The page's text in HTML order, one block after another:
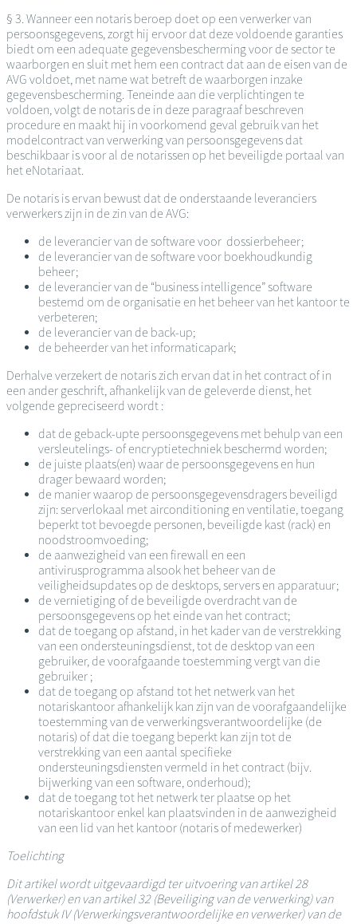
§ 3. Wanneer een notaris beroep doet op een verwerker van
persoonsgegevens, zorgt hij ervoor dat deze voldoende garanties
biedt om een adequate gegevensbescherming voor de sector te
waarborgen en sluit met hem een contract dat aan de eisen van de
AVG voldoet, met name wat betreft de waarborgen inzake
gegevensbescherming. Teneinde aan die verplichtingen te
voldoen, volgt de notaris de in deze paragraaf beschreven
procedure en maakt hij in voorkomend geval gebruik van het
modelcontract van verwerking van persoonsgegevens dat
beschikbaar is voor al de notarissen op het beveiligde portaal van
het eNotariaat.
De notaris is ervan bewust dat de onderstaande leveranciers
verwerkers zijn in de zin van de AVG:
de leverancier van de software voor dossierbeheer;
de leverancier van de software voor boekhoudkundig
beheer;
de leverancier van de “business intelligence” software
bestemd om de organisatie en het beheer van het kantoor te
verbeteren;
de leverancier van de back-up;
de beheerder van het informaticapark;
Derhalve verzekert de notaris zich ervan dat in het contract of in
een ander geschrift, afhankelijk van de geleverde dienst, het
volgende gepreciseerd wordt :
dat de geback-upte persoonsgegevens met behulp van een
versleutelings- of encryptietechniek beschermd worden;
de juiste plaats(en) waar de persoonsgegevens en hun
drager bewaard worden;
de manier waarop de persoonsgegevensdragers beveiligd
zijn: serverlokaal met airconditioning en ventilatie, toegang
beperkt tot bevoegde personen, beveiligde kast (rack) en
noodstroomvoeding;
de aanwezigheid van een firewall en een
antivirusprogramma alsook het beheer van de
veiligheidsupdates op de desktops, servers en apparatuur;
de vernietiging of de beveiligde overdracht van de
persoonsgegevens op het einde van het contract;
dat de toegang op afstand, in het kader van de verstrekking
van een ondersteuningsdienst, tot de desktop van een
gebruiker, de voorafgaande toestemming vergt van die
gebruiker ;
dat de toegang op afstand tot het netwerk van het
notariskantoor afhankelijk kan zijn van de voorafgaandelijke
toestemming van de verwerkingsverantwoordelijke (de
notaris) of dat die toegang beperkt kan zijn tot de
verstrekking van een aantal specifieke
ondersteuningsdiensten vermeld in het contract (bijv.
bijwerking van een software, onderhoud);
dat de toegang tot het netwerk ter plaatse op het
notariskantoor enkel kan plaatsvinden in de aanwezigheid
van een lid van het kantoor (notaris of medewerker)
Toelichting
Dit artikel wordt uitgevaardigd ter uitvoering van artikel 28
(Verwerker) en van artikel 32 (Beveiliging van de verwerking) van
hoofdstuk IV (Verwerkingsverantwoordelijke en verwerker) van de